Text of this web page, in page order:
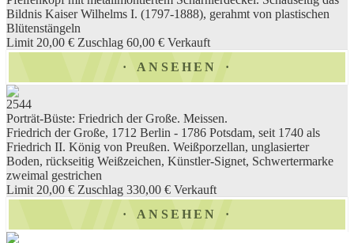
Bildnis Kaiser Wilhelms I. (1797-1888), gerahmt von plastischen
Blütenstängeln
Limit 20,00 € Zuschlag 60,00 € Verkauft
ANSEHEN
2544
Porträt-Büste: Friedrich der Große. Meissen.
Friedrich der Große, 1712 Berlin - 1786 Potsdam, seit 1740 als
Friedrich II. König von Preußen. Weißporzellan, unglasierter
Boden, rückseitig Weißzeichen, Künstler-Signet, Schwertermarke
zweimal gestrichen
Limit 20,00 € Zuschlag 330,00 € Verkauft
ANSEHEN